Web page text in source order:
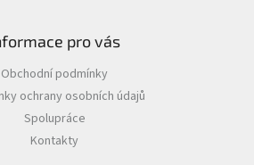
pro vás
Obchodní podmínky
ochrany osobních údajů
Spolupráce
Kontakty